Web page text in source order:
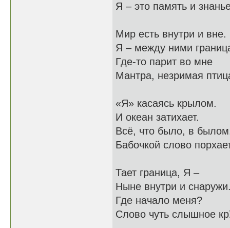
Я – это память и
Мир есть внутри и вне.
Я – между ними
Где-то парит во мне
Мантра, незримая
«Я» касаясь крылом.
И океан затихает.
Всё, что было, в
Бабочкой слово
Тает граница, Я –
Ныне внутри и
Где начало меня?
Слово чуть слышное